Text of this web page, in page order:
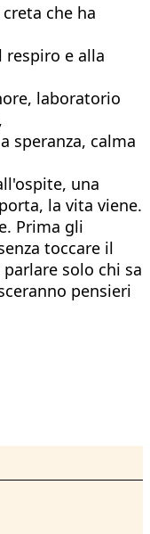
che ha
respiro e alla
laboratorio
speranza, calma
una
la vita viene.
Prima gli
toccare il
solo chi sa
pensieri